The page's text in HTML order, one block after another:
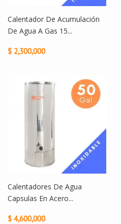
Calentador De Acumulación
De Agua A Gas 15...
$ 2,300,000
Calentadores De Agua
Capsulas En Acero...
$ 4,600,000